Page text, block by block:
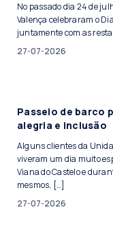
No passado dia 24 de
Valença celebraram o
juntamente com as
27-07-2026
Passeio de barco
alegria e inclusão
Alguns clientes da
viveram um dia muito
Viana do Castelo e
mesmos, […]
27-07-2026